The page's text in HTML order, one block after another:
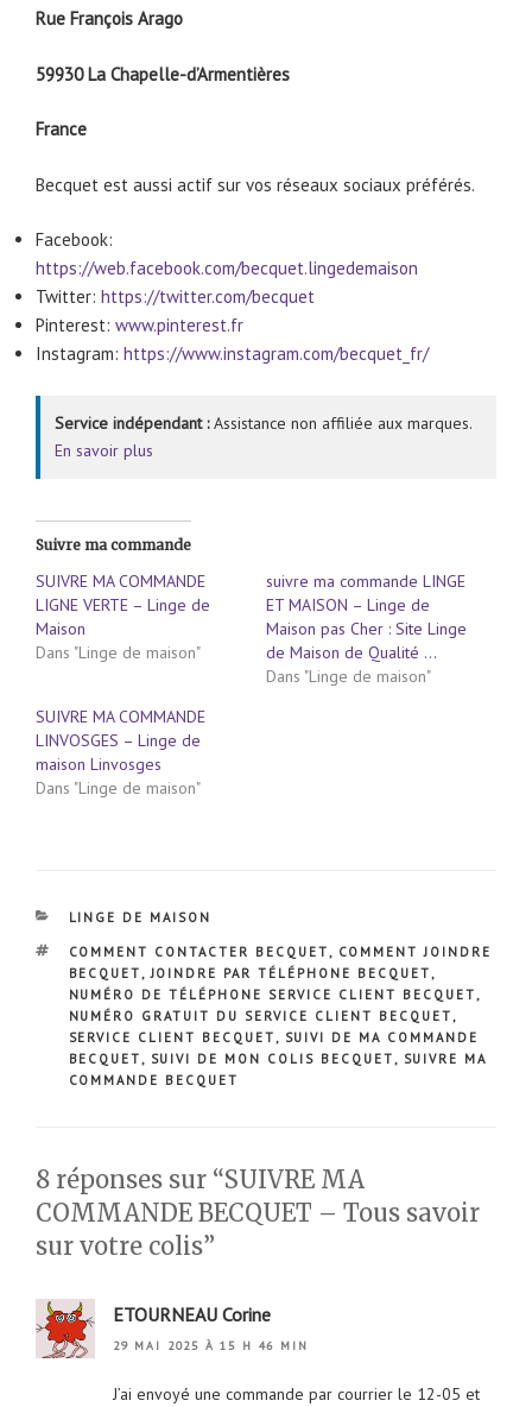
Rue François Arago
59930 La Chapelle-d’Armentières
France
Becquet est aussi actif sur vos réseaux sociaux préférés.
Facebook:
https://web.facebook.com/becquet.lingedemaison
Twitter: https://twitter.com/becquet
Pinterest: www.pinterest.fr
Instagram: https://www.instagram.com/becquet_fr/
Service indépendant :Assistance non affiliée aux marques.
En savoir plus
Suivre ma commande
SUIVRE MA COMMANDE
LIGNE VERTE – Linge de
Maison
Dans "Linge de maison"
suivre ma commande LINGE
ET MAISON – Linge de
Maison pas Cher : Site Linge
de Maison de Qualité …
Dans "Linge de maison"
SUIVRE MA COMMANDE
LINVOSGES – Linge de
maison Linvosges
Dans "Linge de maison"
CATÉGORIES
LINGE DE MAISON
ÉTIQUETTES
COMMENT CONTACTER BECQUET, COMMENT JOINDRE
BECQUET,JOINDRE PAR TÉLÉPHONE BECQUET,
NUMÉRO DE TÉLÉPHONE SERVICE CLIENT BECQUET,
NUMÉRO GRATUIT DU SERVICE CLIENT BECQUET,
SERVICE CLIENT BECQUET, SUIVI DE MA COMMANDE
BECQUET, SUIVI DE MON COLIS BECQUET, SUIVRE MA
COMMANDE BECQUET
8 réponses sur “SUIVRE MA
COMMANDE BECQUET – Tous savoir
sur votre colis”
ETOURNEAU Corine
29 MAI 2025 À 15 H 46 MIN
J’ai envoyé une commande par courrier le 12-05 et